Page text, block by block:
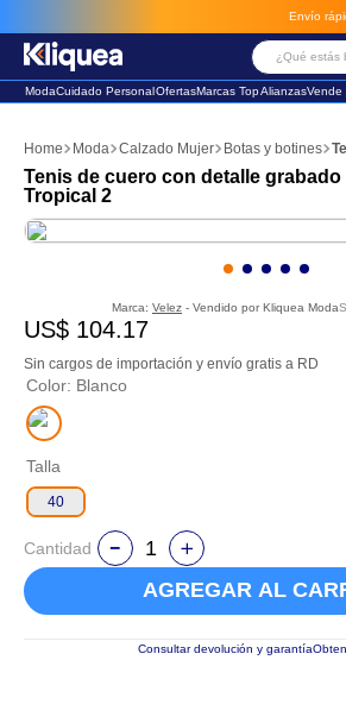
Envío
¿Qué
ModaCuidado PersonalOfertasMarcas TopAlianzasVende
Moda Calzado Mujer Botas y botines
Tenis de cuero con detalle grabado
Tropical 2
Marca: Velez - Vendido por Kliquea Moda
US$ 104.17
Sin cargos de importación y envío gratis a RD
Color: Blanco
Talla
40
Cantidad
AGREGAR AL
Consultar devolución y garantía
2 . futbol
3. sandalia